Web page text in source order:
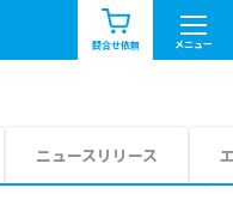
問合せ依頼 メニュー
お知らせ一覧
ニュースリリース